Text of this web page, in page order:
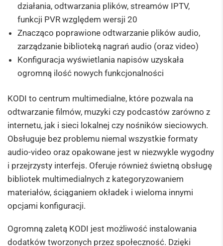
działania, odtwarzania plików, streamów IPTV,
funkcji PVR względem wersji 20
Znacząco poprawione odtwarzanie plików audio,
zarządzanie biblioteką nagrań audio (oraz video)
Konfiguracja wyświetlania napisów uzyskała
ogromną ilość nowych funkcjonalności
KODI to centrum multimedialne, które pozwala na
odtwarzanie filmów, muzyki czy podcastów zarówno z
internetu, jak i sieci lokalnej czy nośników sieciowych.
Obsługuje bez problemu niemal wszystkie formaty
audio-video oraz opakowane jest w niezwykle wygodny
i przejrzysty interfejs. Oferuje również świetną obsługę
bibliotek multimedialnych z kategoryzowaniem
materiałów, ściąganiem okładek i wieloma innymi
opcjami konfiguracji.
Ogromną zaletą KODI jest możliwość instalowania
dodatków tworzonych przez społeczność. Dzięki